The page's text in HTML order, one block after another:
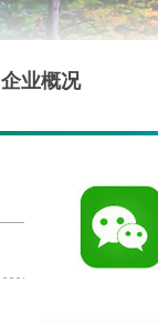
企业概况